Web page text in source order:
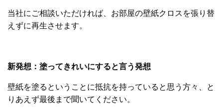
当社にご相談いただければ、お部屋の壁紙クロスを張り替
えずに再生させます。
新発想：塗ってきれいにすると言う発想
壁紙を塗るということに抵抗を持っていると思う方々、と
りあえず最後まで聞いてください。